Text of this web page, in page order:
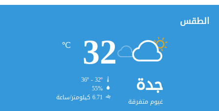
الطقس
جدة
غيوم متفرقة
32
℃
36º - 32º
55%
6.71 كيلومتر/ساعة